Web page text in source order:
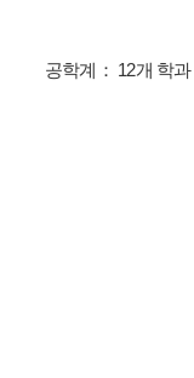
공학계： 12개 학과